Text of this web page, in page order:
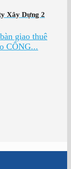
Xây Dựng 2
giao thuê
CÔNG...